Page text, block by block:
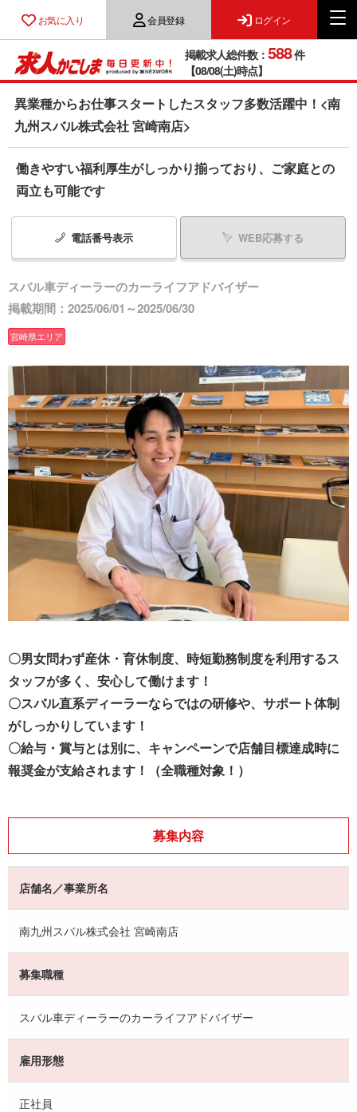
お気に入り 会員登録 ログイン
掲載求人総件数： 588件
【08/08(土)時点】
異業種からお仕事スタートしたスタッフ多数活躍中！<南
九州スバル株式会社 宮崎南店>
働きやすい福利厚生がしっかり揃っており、ご家庭との
両立も可能です
電話番号表示 WEB応募する
スバル車ディーラーのカーライフアドバイザー
掲載期間：2025/06/01～2025/06/30
宮崎県エリア
〇男女問わず産休・育休制度、時短勤務制度を利用するス
タッフが多く、安心して働けます！
〇スバル直系ディーラーならではの研修や、サポート体制
がしっかりしています！
〇給与・賞与とは別に、キャンペーンで店舗目標達成時に
報奨金が支給されます！（全職種対象！）
募集内容
店舗名／事業所名
南九州スバル株式会社 宮崎南店
募集職種
スバル車ディーラーのカーライフアドバイザー
雇用形態
正社員